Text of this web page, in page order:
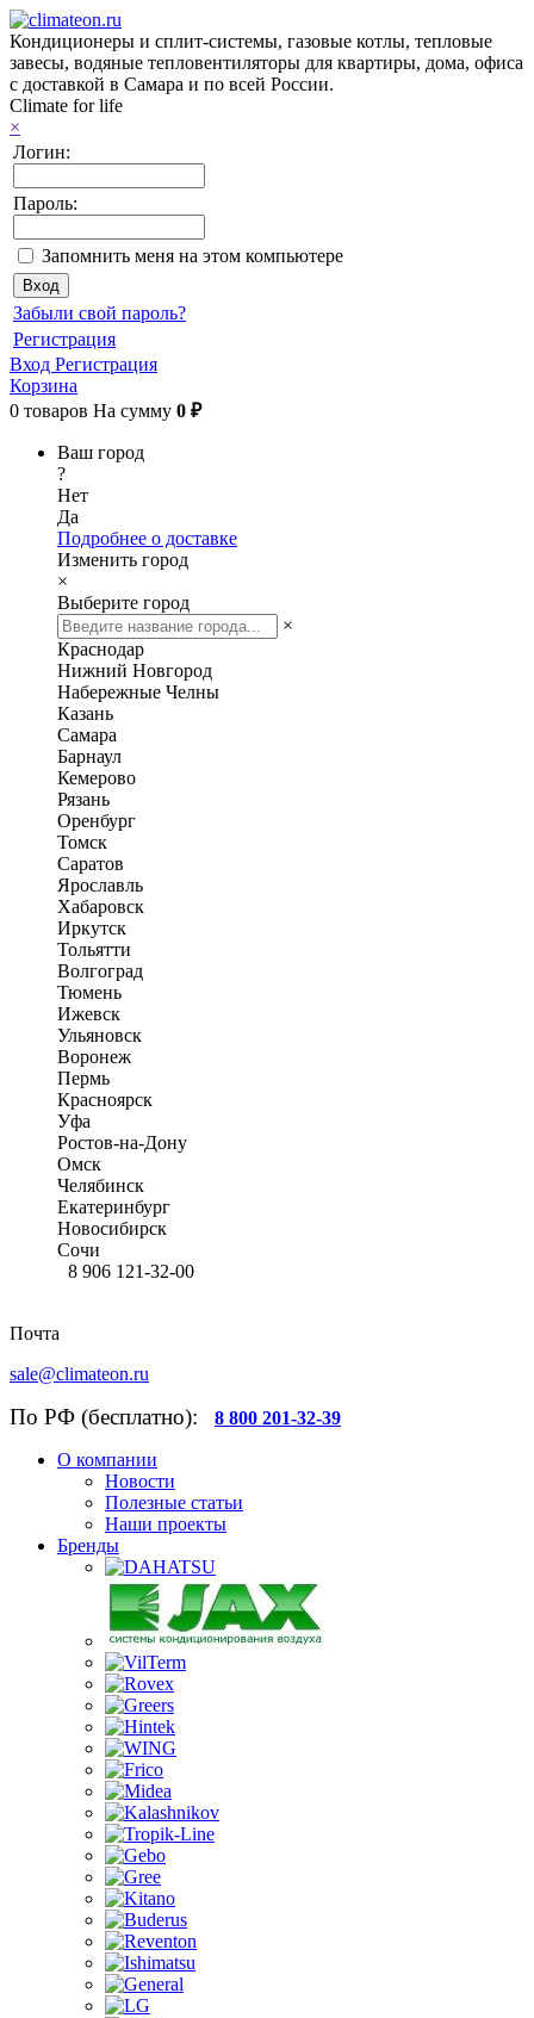
Кондиционеры и сплит-системы, газовые котлы, тепловые
завесы, водяные тепловентиляторы для квартиры, дома, офиса
с доставкой в Самара и по всей России.
Climate for life
×
Логин:
Пароль:
Запомнить меня на этом компьютере
Забыли свой пароль?
Регистрация
Вход Регистрация
Корзина
0 товаров На сумму 0 ₽
Ваш город
?
Нет
Да
Подробнее о доставке
Изменить город
×
Выберите город
×
Краснодар
Нижний Новгород
Набережные Челны
Казань
Самара
Барнаул
Кемерово
Рязань
Оренбург
Томск
Саратов
Ярославль
Хабаровск
Иркутск
Тольятти
Волгоград
Тюмень
Ижевск
Ульяновск
Воронеж
Пермь
Красноярск
Уфа
Ростов-на-Дону
Омск
Челябинск
Екатеринбург
Новосибирск
Сочи
8 906 121-32-00
Почта
sale@climateon.ru
По РФ (бесплатно): 8 800 201-32-39
О компании
Новости
Полезные статьи
Наши проекты
Бренды